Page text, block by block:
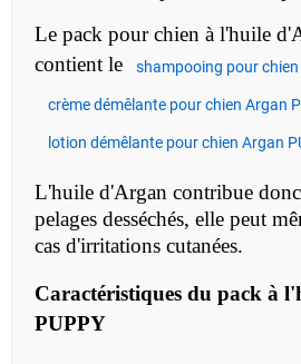
Le pack pour chien à l'huile
contient le
shampooing pour chien
crème démêlante pour chien Argan
lotion démêlante pour chien Argan
L'huile d'Argan contribue
pelages desséchés, elle peut
cas d'irritations cutanées.
Caractéristiques du pack à
PUPPY